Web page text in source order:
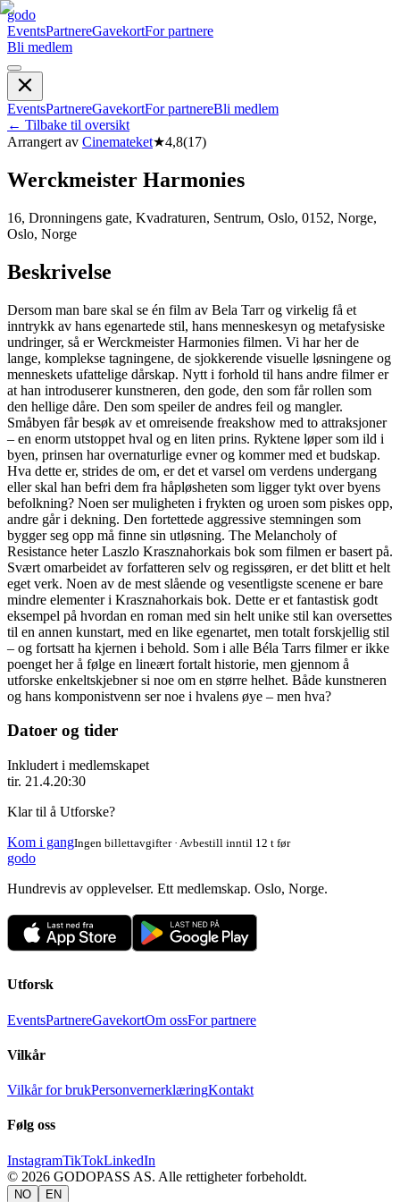
godo
EventsPartnereGavekortFor partnere
Bli medlem
EventsPartnereGavekortFor partnereBli medlem
← Tilbake til oversikt
Arrangert av Cinemateket★4,8(17)
Werckmeister Harmonies
16, Dronningens gate, Kvadraturen, Sentrum, Oslo, 0152, Norge,
Oslo, Norge
Beskrivelse
Dersom man bare skal se én film av Bela Tarr og virkelig få et
inntrykk av hans egenartede stil, hans menneskesyn og metafysiske
undringer, så er Werckmeister Harmonies filmen. Vi har her de
lange, komplekse tagningene, de sjokkerende visuelle løsningene og
menneskets ufattelige dårskap. Nytt i forhold til hans andre filmer er
at han introduserer kunstneren, den gode, den som får rollen som
den hellige dåre. Den som speiler de andres feil og mangler.
Småbyen får besøk av et omreisende freakshow med to attraksjoner
– en enorm utstoppet hval og en liten prins. Ryktene løper som ild i
byen, prinsen har overnaturlige evner og kommer med et budskap.
Hva dette er, strides de om, er det et varsel om verdens undergang
eller skal han befri dem fra håpløsheten som ligger tykt over byens
befolkning? Noen ser muligheten i frykten og uroen som piskes opp,
andre går i dekning. Den fortettede aggressive stemningen som
bygger seg opp må finne sin utløsning. The Melancholy of
Resistance heter Laszlo Krasznahorkais bok som filmen er basert på.
Svært omarbeidet av forfatteren selv og regissøren, er det blitt et helt
eget verk. Noen av de mest slående og vesentligste scenene er bare
mindre elementer i Krasznahorkais bok. Dette er et fantastisk godt
eksempel på hvordan en roman med sin helt unike stil kan oversettes
til en annen kunstart, med en like egenartet, men totalt forskjellig stil
– og fortsatt ha kjernen i behold. Som i alle Béla Tarrs filmer er ikke
poenget her å følge en lineært fortalt historie, men gjennom å
utforske enkeltskjebner si noe om en større helhet. Både kunstneren
og hans komponistvenn ser noe i hvalens øye – men hva?
Datoer og tider
Inkludert i medlemskapet
tir. 21.4.20:30
Klar til å Utforske?
Kom i gangIngen billettavgifter · Avbestill inntil 12 t før
godo
Hundrevis av opplevelser. Ett medlemskap. Oslo, Norge.
Utforsk
EventsPartnereGavekortOm ossFor partnere
Vilkår
Vilkår for brukPersonvernerklæringKontakt
Følg oss
InstagramTikTokLinkedIn
© 2026 GODOPASS AS. Alle rettigheter forbeholdt.
NO EN